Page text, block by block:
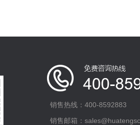
销售热线：400-8592883
销售邮箱：